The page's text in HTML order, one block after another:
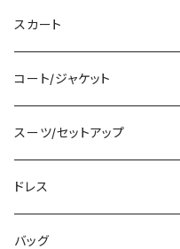
シャツ/ブラウス
ベアトップ/チューブトップ
カーディガン/ボレロ
ニット/セーター
パーカー
ミディアム/ミモレ
ロング/マキシ
袖付き
ノースリーブ
その他
ショート丈
クロップド丈
ロング丈
デニム
レギンス
スカート
ミニ/ショート
ミディアム/ミモレ
ロング
その他
コート/ジャケット
コート
ジャケット
その他
スーツ/セットアップ
パンツスーツ
スカートスーツ
ドレス
ミニ/ショート
バッグ